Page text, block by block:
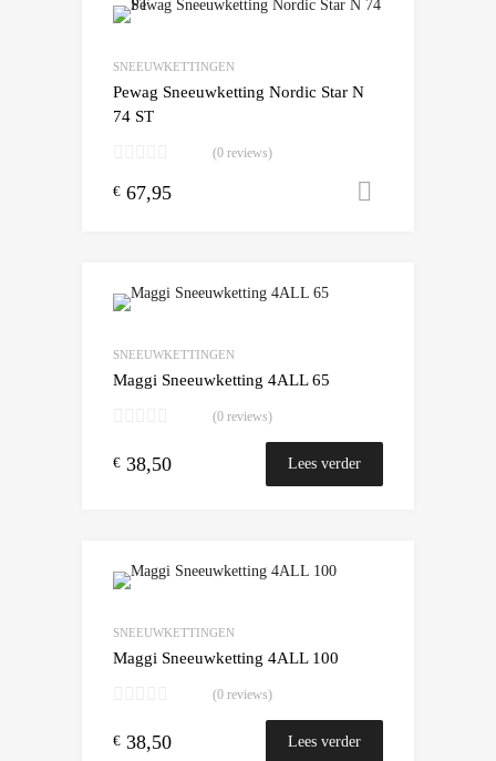
SNEEUWKETTINGEN
Pewag Sneeuwketting Nordic Star N
74 ST
(0 reviews)
€ 67,95
SNEEUWKETTINGEN
Maggi Sneeuwketting 4ALL 65
(0 reviews)
€ 38,50 Lees verder
SNEEUWKETTINGEN
Maggi Sneeuwketting 4ALL 100
(0 reviews)
€ 38,50 Lees verder